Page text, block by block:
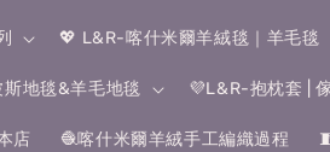
💖 L&R-喀什米爾羊絨毯｜羊毛毯
地毯&羊毛地毯 💜L&R-抱枕套 |
店 🧶喀什米爾羊絨手工編織過程